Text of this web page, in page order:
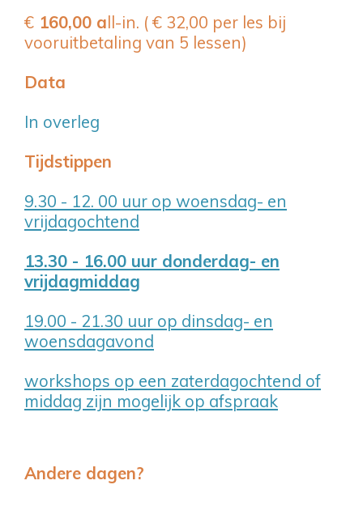
€ 160,00 all-in. ( € 32,00 per les bij
vooruitbetaling van 5 lessen)
Data
In overleg
Tijdstippen
9.30 - 12. 00 uur op woensdag- en
vrijdagochtend
13.30 - 16.00 uur donderdag- en
vrijdagmiddag
19.00 - 21.30 uur op dinsdag- en
woensdagavond
workshops op een zaterdagochtend of
middag zijn mogelijk op afspraak
Andere dagen?